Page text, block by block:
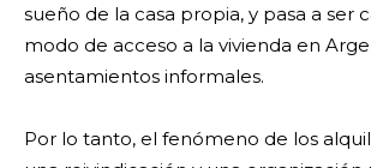
sueño de la casa propia, y pasa a ser
modo de acceso a la vivienda en
asentamientos informales.
Por lo tanto, el fenómeno de los